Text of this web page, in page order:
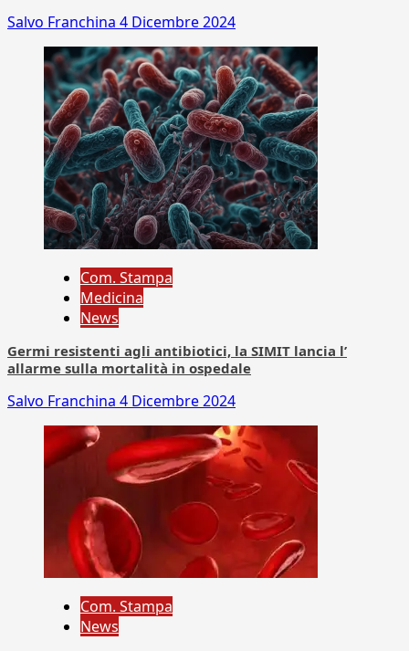
Salvo Franchina 4 Dicembre 2024
Com. Stampa
Medicina
News
Germi resistenti agli antibiotici, la SIMIT lancia l’
allarme sulla mortalità in ospedale
Salvo Franchina 4 Dicembre 2024
Com. Stampa
News